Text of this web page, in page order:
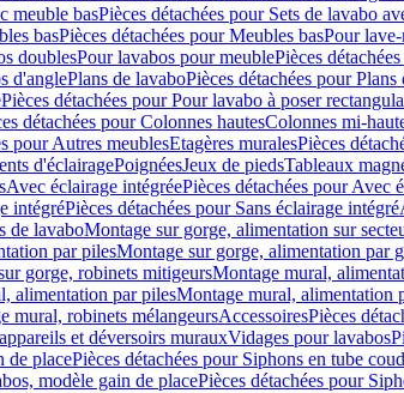
meuble basPièces détachées pour Sets de lavabo
basPièces détachées pour Meubles basPour
doublesPour lavabos pour meublePièces
d'anglePlans de lavaboPièces détachées pour Plans
Pièces détachées pour Pour lavabo à poser
détachées pour Colonnes hautesColonnes mi-
pour Autres meublesEtagères muralesPièces
d'éclairagePoignéesJeux de piedsTableaux
Avec éclairage intégréePièces détachées pour Avec
intégréPièces détachées pour Sans éclairage intégré
de lavaboMontage sur gorge, alimentation sur
par pilesMontage sur gorge, alimentation par
gorge, robinets mitigeursMontage mural,
alimentation par pilesMontage mural, alimentation
mural, robinets mélangeursAccessoiresPièces
et déversoirs murauxVidages pour lavabos
de placePièces détachées pour Siphons en tube
modèle gain de placePièces détachées pour